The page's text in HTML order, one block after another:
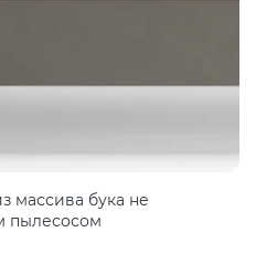
массива бука не
пылесосом